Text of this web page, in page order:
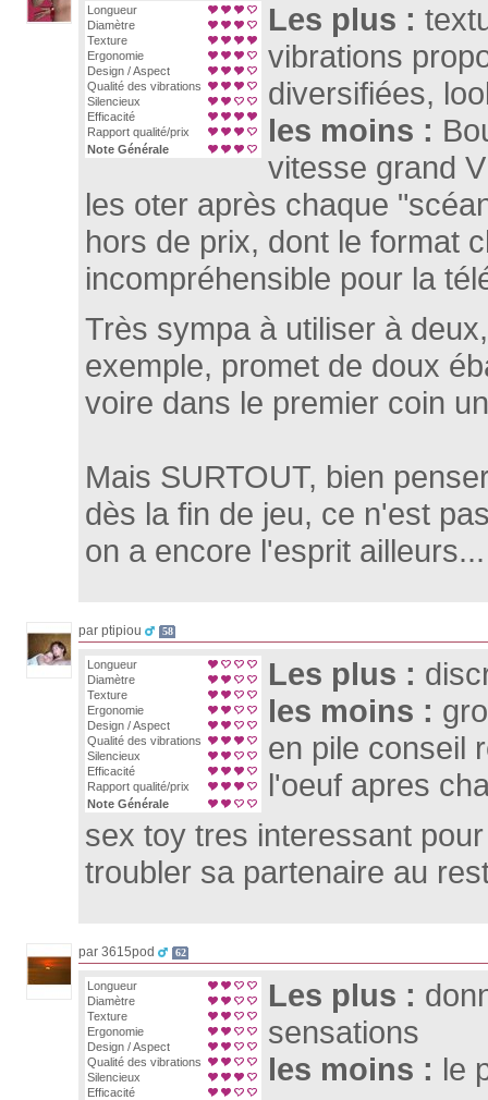
Longueur
Diamètre
Texture
Ergonomie
Design / Aspect
Qualité des vibrations
Silencieux
Efficacité
Rapport qualité/prix
Note Générale
Les plus :
vibrations
diversifiées,
les moins :
vitesse grand
les oter après chaque
hors de prix, dont le format
incompréhensible pour la
Très sympa à utiliser à
exemple, promet de doux
voire dans le premier coin
Mais SURTOUT, bien
dès la fin de jeu, ce n'est
on a encore l'esprit ailleurs...
par ptipiou 58
Longueur
Diamètre
Texture
Ergonomie
Design / Aspect
Qualité des vibrations
Silencieux
Efficacité
Rapport qualité/prix
Note Générale
Les plus :
les moins :
en pile conseil
l'oeuf apres
sex toy tres interessant
troubler sa partenaire au
par 3615pod 62
Longueur
Diamètre
Texture
Ergonomie
Design / Aspect
Qualité des vibrations
Silencieux
Efficacité
Les plus :
sensations
les moins : le